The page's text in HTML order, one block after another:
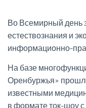
Во Всемирный день
естествознания и
информационно-
На базе
Оренбуржья»
известными
в формате ток-шоу